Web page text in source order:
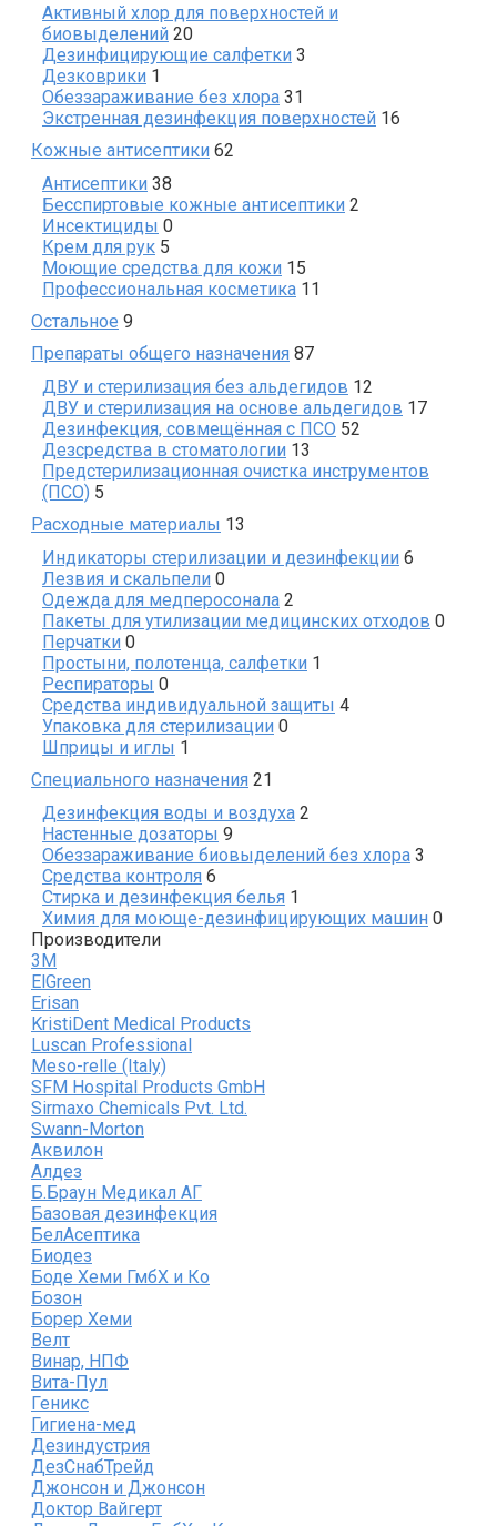
Активный хлор для поверхностей и
биовыделений 2020
products
Дезинфицирующие салфетки 3
Дезковрики 1
product
Обеззараживание без хлора 31
products
Экстренная дезинфекция поверхностей 16
Кожные антисептики 62
Антисептики 38
products
Бесспиртовые кожные антисептики 2
Инсектициды 00
Крем для рук 5
products
Моющие средства для кожи 15
products
Профессиональная косметика 11
Остальное 9
products
Препараты общего назначения 8787
ДВУ и стерилизация без альдегидов 12
products
ДВУ и стерилизация на основе альдегидов 1717
Дезинфекция, совмещённая с ПСО 52
Дезсредства в стоматологии 13
products
Предстерилизационная очистка инструментов
(ПСО) 5
Расходные материалы 13
Индикаторы стерилизации и дезинфекции 6
Лезвия и скальпели 00
products
Одежда для медперосонала 2
products
Пакеты для утилизации медицинских отходов 00
Перчатки 00
products
Простыни, полотенца, салфетки 1
Респираторы 00
products
Средства индивидуальной защиты 44
Упаковка для стерилизации 00
Шприцы и иглы 1
Специального назначения 21
Дезинфекция воды и воздуха 2
Настенные дозаторы 9
products
Обеззараживание биовыделений без хлора 3
Средства контроля 6
products
Стирка и дезинфекция белья 1
product
Химия для моюще-дезинфицирующих машин 00
Производители
3M
ElGreen
Erisan
KristiDent Medical Products
Luscan Professional
Meso-relle (Italy)
SFM Hospital Products GmbH
Sirmaxo Chemicals Pvt. Ltd.
Swann-Morton
Аквилон
Алдез
Б.Браун Медикал АГ
Базовая дезинфекция
БелАсептика
Биодез
Боде Хеми ГмбХ и Ко
Бозон
Борер Хеми
Велт
Винар, НПФ
Вита-Пул
Геникс
Гигиена-мед
Дезиндустрия
ДезСнабТрейд
Джонсон и Джонсон
Доктор Вайгерт